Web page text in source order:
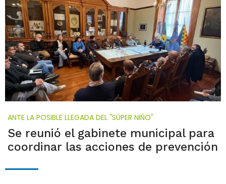
ANTE LA POSIBLE LLEGADA DEL "SÚPER NIÑO"
Se reunió el gabinete municipal para
coordinar las acciones de prevención